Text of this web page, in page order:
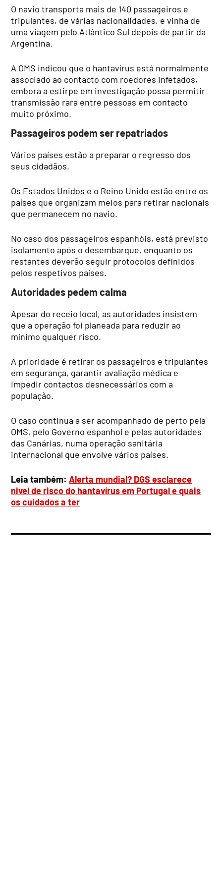
O navio transporta mais de 140 passageiros e
tripulantes, de várias nacionalidades, e vinha de
uma viagem pelo Atlântico Sul depois de partir da
Argentina.
A OMS indicou que o hantavírus está normalmente
associado ao contacto com roedores infetados,
embora a estirpe em investigação possa permitir
transmissão rara entre pessoas em contacto
muito próximo.
Passageiros podem ser repatriados
Vários países estão a preparar o regresso dos
seus cidadãos.
Os Estados Unidos e o Reino Unido estão entre os
países que organizam meios para retirar nacionais
que permanecem no navio.
No caso dos passageiros espanhóis, está previsto
isolamento após o desembarque, enquanto os
restantes deverão seguir protocolos definidos
pelos respetivos países.
Autoridades pedem calma
Apesar do receio local, as autoridades insistem
que a operação foi planeada para reduzir ao
mínimo qualquer risco.
A prioridade é retirar os passageiros e tripulantes
em segurança, garantir avaliação médica e
impedir contactos desnecessários com a
população.
O caso continua a ser acompanhado de perto pela
OMS, pelo Governo espanhol e pelas autoridades
das Canárias, numa operação sanitária
internacional que envolve vários países.
Leia também:Alerta mundial? DGS esclarece
nivel de risco do hantavírus em Portugal e quais
os cuidados a ter